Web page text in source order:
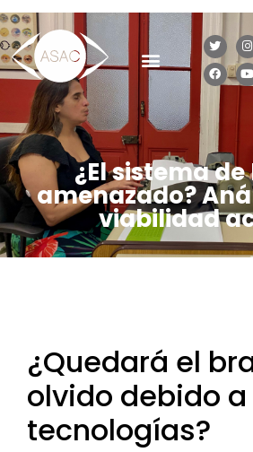
¿El sistema
amenazado?
viabilidad
¿Quedará el
olvido debido a
tecnologías?